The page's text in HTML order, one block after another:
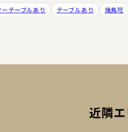
テーブルあり テーブルあり 焼鳥可
近隣